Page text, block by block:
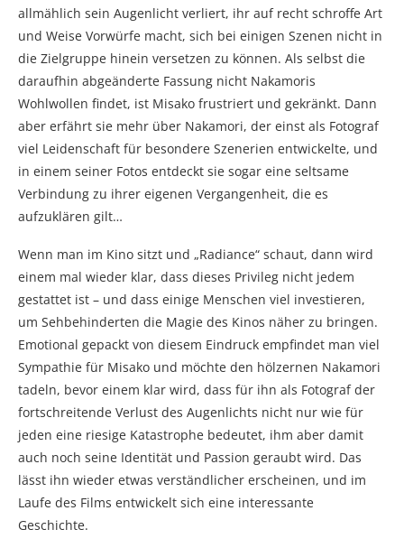
allmählich sein Augenlicht verliert, ihr auf recht schroffe Art
und Weise Vorwürfe macht, sich bei einigen Szenen nicht in
die Zielgruppe hinein versetzen zu können. Als selbst die
daraufhin abgeänderte Fassung nicht Nakamoris
Wohlwollen findet, ist Misako frustriert und gekränkt. Dann
aber erfährt sie mehr über Nakamori, der einst als Fotograf
viel Leidenschaft für besondere Szenerien entwickelte, und
in einem seiner Fotos entdeckt sie sogar eine seltsame
Verbindung zu ihrer eigenen Vergangenheit, die es
aufzuklären gilt…
Wenn man im Kino sitzt und „Radiance“ schaut, dann wird
einem mal wieder klar, dass dieses Privileg nicht jedem
gestattet ist – und dass einige Menschen viel investieren,
um Sehbehinderten die Magie des Kinos näher zu bringen.
Emotional gepackt von diesem Eindruck empfindet man viel
Sympathie für Misako und möchte den hölzernen Nakamori
tadeln, bevor einem klar wird, dass für ihn als Fotograf der
fortschreitende Verlust des Augenlichts nicht nur wie für
jeden eine riesige Katastrophe bedeutet, ihm aber damit
auch noch seine Identität und Passion geraubt wird. Das
lässt ihn wieder etwas verständlicher erscheinen, und im
Laufe des Films entwickelt sich eine interessante
Geschichte.